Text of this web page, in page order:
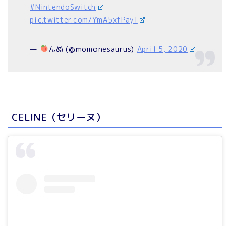
#NintendoSwitch
pic.twitter.com/YmA5xfPayl
— んぬ (@momonesaurus) April 5, 2020
CELINE（セリーヌ）